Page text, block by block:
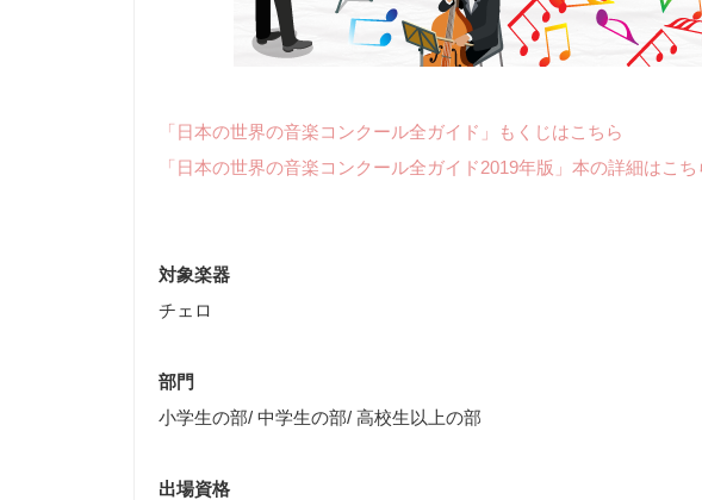
「日本の世界の音楽コンクール全ガイド」もくじはこちら
「日本の世界の音楽コンクール全ガイド2019年版」本の詳細はこち
対象楽器
チェロ
部門
小学生の部/ 中学生の部/ 高校生以上の部
出場資格